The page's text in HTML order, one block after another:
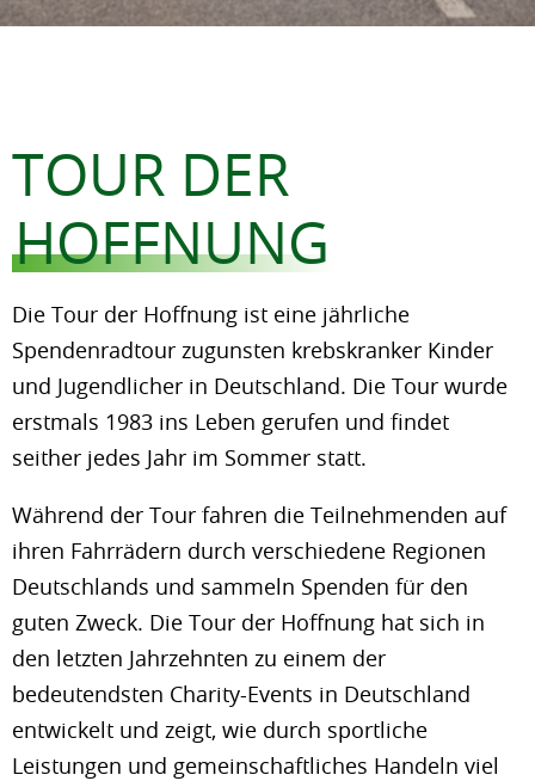
TOUR DER
HOFFNUNG
Die Tour der Hoffnung ist eine jährliche
Spendenradtour zugunsten krebskranker Kinder
und Jugendlicher in Deutschland. Die Tour wurde
erstmals 1983 ins Leben gerufen und findet
seither jedes Jahr im Sommer statt.
Während der Tour fahren die Teilnehmenden auf
ihren Fahrrädern durch verschiedene Regionen
Deutschlands und sammeln Spenden für den
guten Zweck. Die Tour der Hoffnung hat sich in
den letzten Jahrzehnten zu einem der
bedeutendsten Charity-Events in Deutschland
entwickelt und zeigt, wie durch sportliche
Leistungen und gemeinschaftliches Handeln viel